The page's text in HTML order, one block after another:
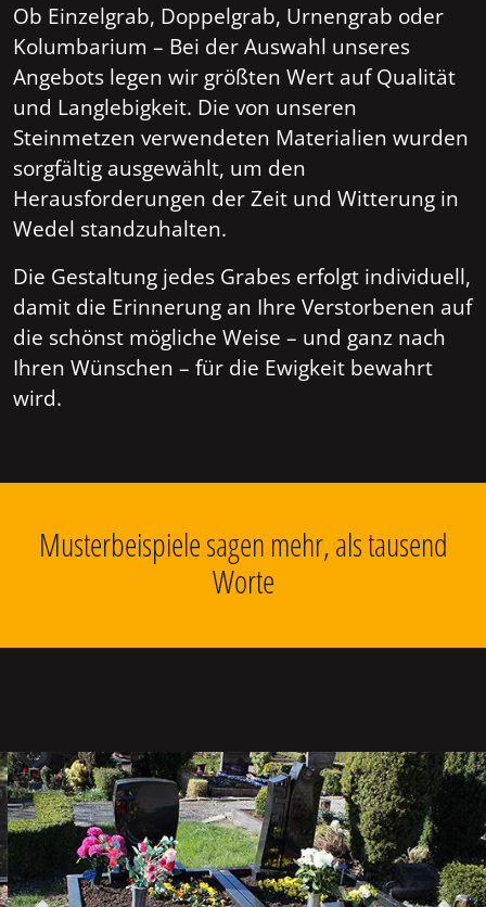
Ob Einzelgrab, Doppelgrab, Urnengrab oder
Kolumbarium – Bei der Auswahl unseres
Angebots legen wir größten Wert auf Qualität
und Langlebigkeit. Die von unseren
Steinmetzen verwendeten Materialien wurden
sorgfältig ausgewählt, um den
Herausforderungen der Zeit und Witterung in
Wedel standzuhalten.
Die Gestaltung jedes Grabes erfolgt individuell,
damit die Erinnerung an Ihre Verstorbenen auf
die schönst mögliche Weise – und ganz nach
Ihren Wünschen – für die Ewigkeit bewahrt
wird.
Musterbeispiele sagen mehr, als tausend
Worte